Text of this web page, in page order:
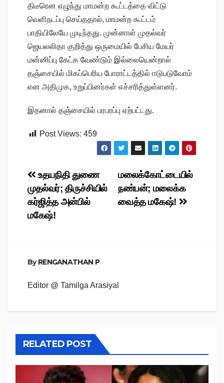
திடீரென எழுந்து மாமன்ற கூட்டத்தை விட்டு
வெளிநடப்பு செய்ததால், மாமன்ற கூட்டம்
பாதியிலேயே முடிந்தது. முன்னாள் முதல்வர்
ஜெயலலிதா குறித்து ஒருமையில் பேசிய மேயர்
மன்னிப்பு கேட்க வேண்டும் இல்லையென்றால்
தஞ்சையில் மிகப்பெரிய போராட்டத்தில் ஈடுபடுவோம்
என அதிமுக, உறுப்பினர்கள் எச்சரித்துள்ளனர்.
இதனால் தஞ்சையில் பரபரப்பு ஏற்பட்டது.
Post Views: 459
Post
navigation
மலைக்கோட்டையில்
நண்பன்; மலைக்க
வைத்த மகேஷ்!
உதயநிதி துணை
முதல்வர்; திருச்சியில்
கர்ஜித்த அன்பில்
மகேஷ்!
ByRENGANATHAN P
Editor @ Tamilga Arasiyal
RELATED POST